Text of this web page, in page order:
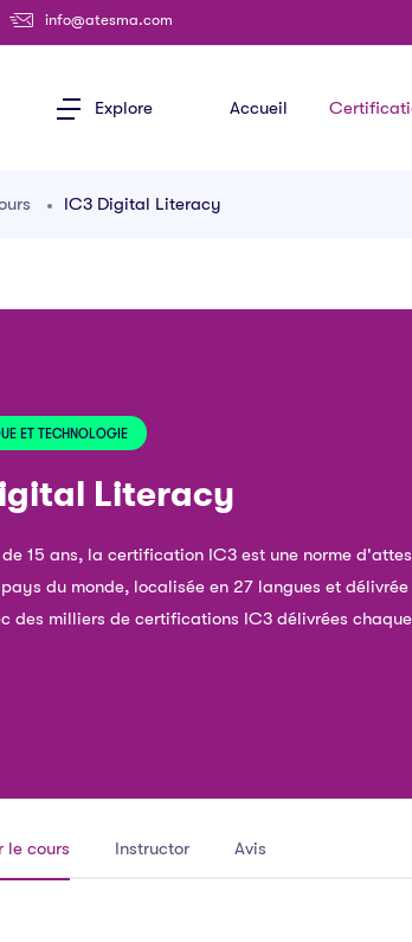
info@atesma.com
Explore Accueil
IC3 Digital Literacy
ET TECHNOLOGIE
Literacy
15 ans, la certification IC3 est une norme
du monde, localisée en 27 langues et
des milliers de certifications IC3 délivrées
le cours Instructor Avis